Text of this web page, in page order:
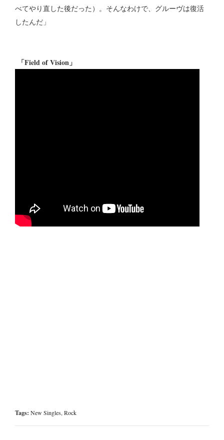
べてやり直した後だった）。そんなわけで、グルーヴは復活
したんだ」
「Field of Vision」
Tags: New Singles,Rock